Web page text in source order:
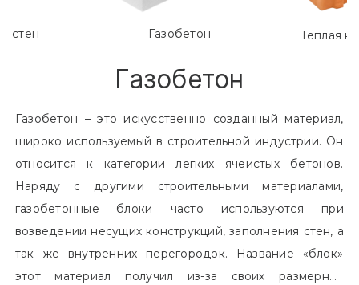
Газобетон Теплая
Газобетон
Газобетон – это искусственно созданный материал,
широко используемый в строительной индустрии. Он
относится к категории легких ячеистых бетонов.
Наряду с другими строительными материалами,
газобетонные блоки часто используются при
возведении несущих конструкций, заполнения стен, а
так же внутренних перегородок. Название «блок»
этот материал получил из-за своих размерных